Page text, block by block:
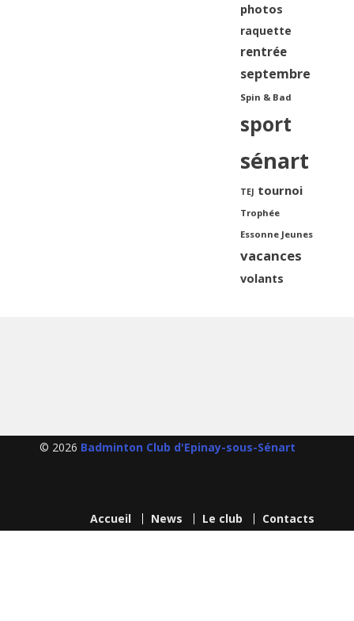
photos
raquette
rentrée
septembre
Spin & Bad
sport
sénart
TEJ tournoi
Trophée
Essonne Jeunes
vacances
volants
© 2026 Badminton Club d'Epinay-sous-Sénart
Accueil News Le club Contacts